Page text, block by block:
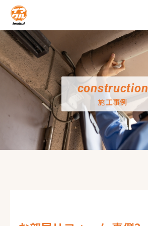
construction
施工事例